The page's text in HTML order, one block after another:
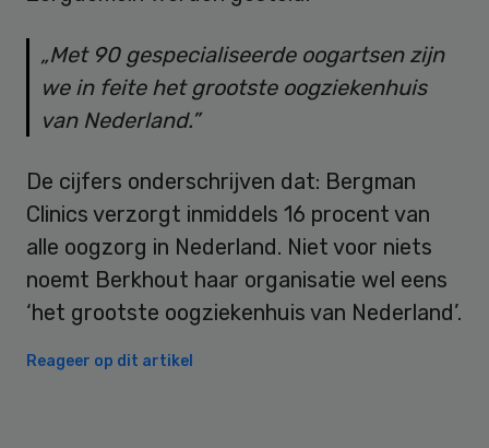
„Met 90 gespecialiseerde oogartsen zijn
we in feite het grootste oogziekenhuis
van Nederland.”
De cijfers onderschrijven dat: Bergman
Clinics verzorgt inmiddels 16 procent van
alle oogzorg in Nederland. Niet voor niets
noemt Berkhout haar organisatie wel eens
‘het grootste oogziekenhuis van Nederland’.
Reageer op dit artikel